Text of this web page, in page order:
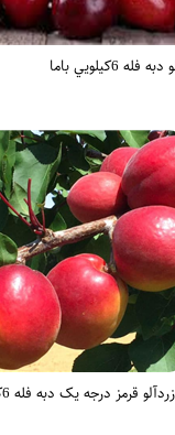
فله 6کيلويي باما
زردآلو قرمز درجه يک دبه فله 6کيلويي باما